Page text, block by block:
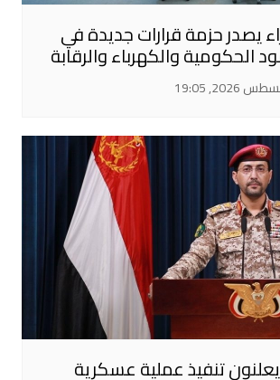
يصدر حزمة قرارات جديدة في
الحكومية والكهرباء والرقابة
تنفيذ عملية عسكرية